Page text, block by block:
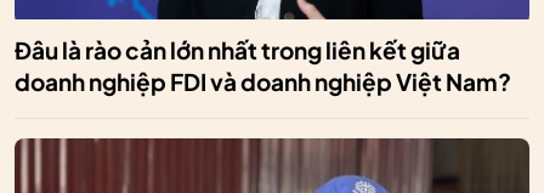
Đâu là rào cản lớn nhất trong liên kết giữa
doanh nghiệp FDI và doanh nghiệp Việt Nam?